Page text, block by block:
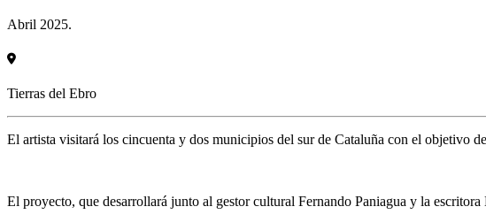
Abril 2025.
Tierras del Ebro
El artista visitará los cincuenta y dos municipios del sur de Cataluña con el objetivo
El proyecto, que desarrollará junto al gestor cultural Fernando Paniagua y la